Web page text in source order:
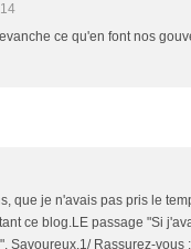
ce qu'en font nos
que je n'avais pas pris le
ce blog.LE passage "Si
Savoureux.1/ Rassurez-vous